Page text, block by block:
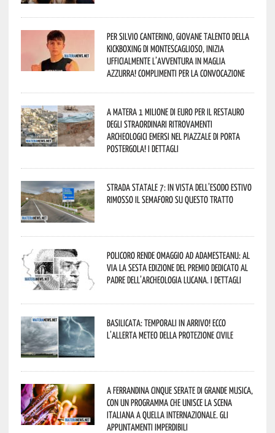
Per Silvio Canterino, giovane talento della
kickboxing di Montescaglioso, inizia
ufficialmente l’avventura in maglia
azzurra! Complimenti per la convocazione
A Matera 1 milione di euro per il restauro
degli straordinari ritrovamenti
archeologici emersi nel piazzale di Porta
Postergola! I dettagli
Strada statale 7: in vista dell’esodo estivo
rimosso il semaforo su questo tratto
Policoro rende omaggio ad Adamesteanu: al
via la sesta edizione del Premio dedicato al
padre dell’archeologia lucana. I dettagli
Basilicata: temporali in arrivo! Ecco
l’allerta meteo della Protezione civile
A Ferrandina cinque serate di grande musica,
con un programma che unisce la scena
italiana a quella internazionale. Gli
appuntamenti imperdibili